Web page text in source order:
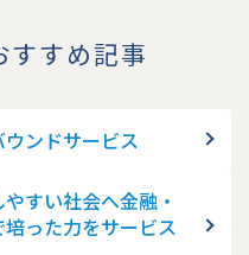
すすめ記事
ンドサービス
すい社会へ金融・
った力をサービス